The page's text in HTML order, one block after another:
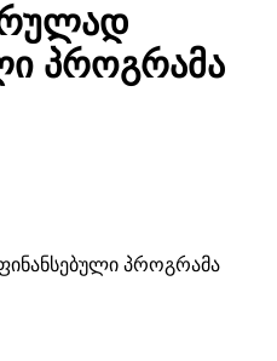
პროგრამა